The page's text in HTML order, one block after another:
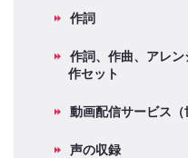
作詞
作詞、作曲、アレン
作セット
動画配信サービス（
声の収録